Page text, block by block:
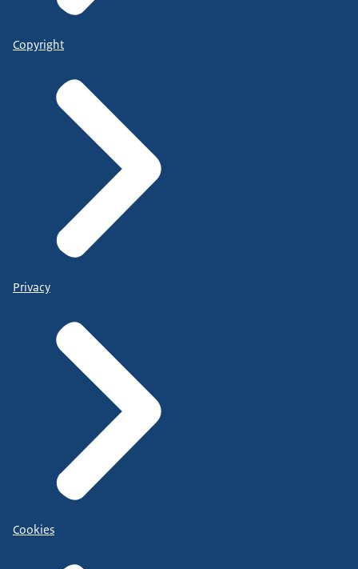
Copyright
Privacy
Cookies